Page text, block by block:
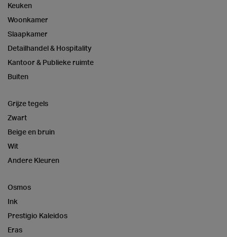
Keuken
Woonkamer
Slaapkamer
Detailhandel & Hospitality
Kantoor & Publieke ruimte
Buiten
Grijze tegels
Zwart
Beige en bruin
Wit
Andere Kleuren
Osmos
Ink
Prestigio Kaleidos
Eras